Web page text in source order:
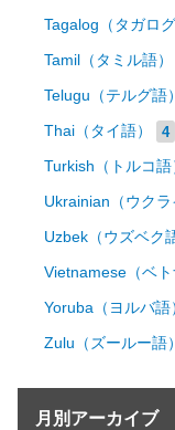
Tagalog（タガログ
Tamil（タミル語）
Telugu（テルグ語）
Thai（タイ語） 4
Turkish（トルコ語
Ukrainian（ウクラ
Uzbek（ウズベク
Vietnamese（ベト
Yoruba（ヨルバ語
Zulu（ズールー語）
月別アーカイブ